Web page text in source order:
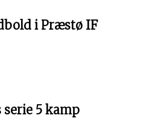
i Præstø IF
5 kamp